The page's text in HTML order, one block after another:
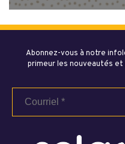
Abonnez-vous à notre
primeur les nouveautés